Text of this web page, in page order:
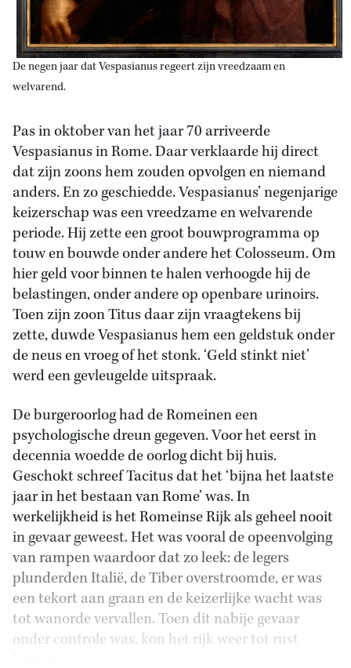
De negen jaar dat Vespasianus regeert zijn vreedzaam en
welvarend.
Pas in oktober van het jaar 70 arriveerde
Vespasianus in Rome. Daar verklaarde hij direct
dat zijn zoons hem zouden opvolgen en niemand
anders. En zo geschiedde. Vespasianus’ negenjarige
keizerschap was een vreedzame en welvarende
periode. Hij zette een groot bouwprogramma op
touw en bouwde onder andere het Colosseum. Om
hier geld voor binnen te halen verhoogde hij de
belastingen, onder andere op openbare urinoirs.
Toen zijn zoon Titus daar zijn vraagtekens bij
zette, duwde Vespasianus hem een geldstuk onder
de neus en vroeg of het stonk. ‘Geld stinkt niet’
werd een gevleugelde uitspraak.
De burgeroorlog had de Romeinen een
psychologische dreun gegeven. Voor het eerst in
decennia woedde de oorlog dicht bij huis.
Geschokt schreef Tacitus dat het ‘bijna het laatste
jaar in het bestaan van Rome’ was. In
werkelijkheid is het Romeinse Rijk als geheel nooit
in gevaar geweest. Het was vooral de opeenvolging
van rampen waardoor dat zo leek: de legers
plunderden Italië, de Tiber overstroomde, er was
een tekort aan graan en de keizerlijke wacht was
tot wanorde vervallen. Toen dit nabije gevaar
onder controle was, kon het rijk weer tot rust